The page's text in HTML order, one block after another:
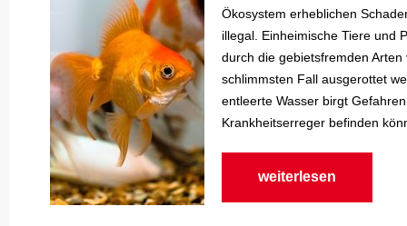
Ökosystem erheblichen
illegal. Einheimische Tiere und
durch die gebietsfremden
schlimmsten Fall ausgerottet
entleerte Wasser birgt
Krankheitserreger befinden
weiterlesen